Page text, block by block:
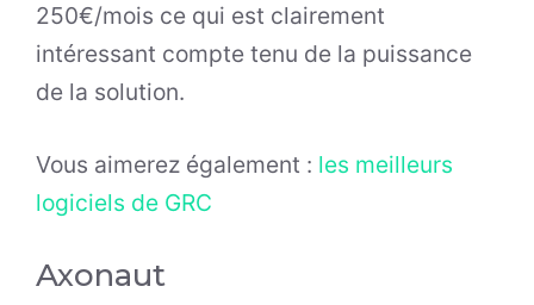
250€/mois ce qui est clairement
intéressant compte tenu de la puissance
de la solution.
Vous aimerez également : les meilleurs
logiciels de GRC
Axonaut